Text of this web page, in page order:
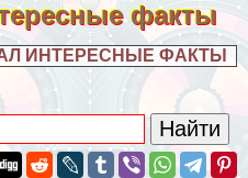
факты
ИНТЕРЕСНЫЕ ФАКТЫ